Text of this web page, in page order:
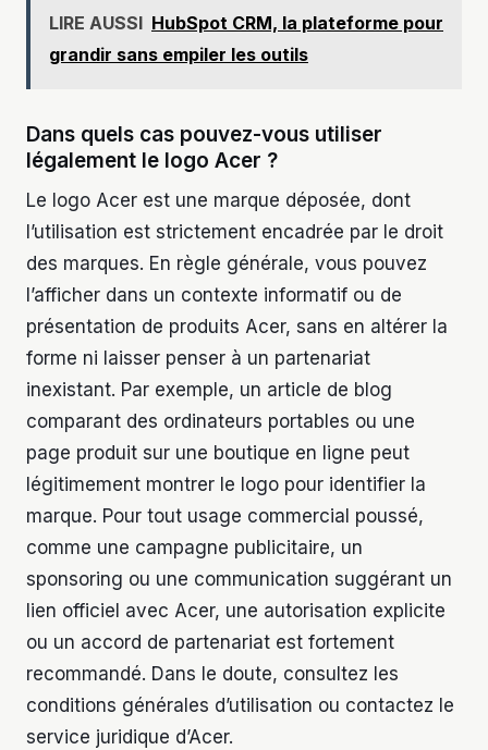
LIRE AUSSI HubSpot CRM, la plateforme pour
grandir sans empiler les outils
Dans quels cas pouvez-vous utiliser
légalement le logo Acer ?
Le logo Acer est une marque déposée, dont
l’utilisation est strictement encadrée par le droit
des marques. En règle générale, vous pouvez
l’afficher dans un contexte informatif ou de
présentation de produits Acer, sans en altérer la
forme ni laisser penser à un partenariat
inexistant. Par exemple, un article de blog
comparant des ordinateurs portables ou une
page produit sur une boutique en ligne peut
légitimement montrer le logo pour identifier la
marque. Pour tout usage commercial poussé,
comme une campagne publicitaire, un
sponsoring ou une communication suggérant un
lien officiel avec Acer, une autorisation explicite
ou un accord de partenariat est fortement
recommandé. Dans le doute, consultez les
conditions générales d’utilisation ou contactez le
service juridique d’Acer.